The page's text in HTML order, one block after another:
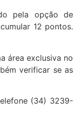
pela opção de
12 pontos.
área exclusiva no
verificar se as
(34) 3239-